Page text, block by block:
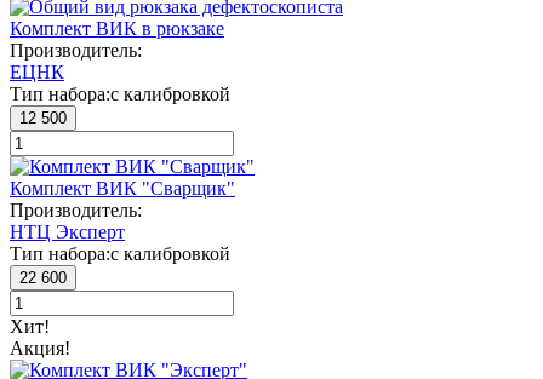
Комплект ВИК в рюкзаке
Производитель:
ЕЦНК
Тип набора:с калибровкой
12 500
Комплект ВИК "Сварщик"
Производитель:
НТЦ Эксперт
Тип набора:с калибровкой
22 600
Хит!
Акция!